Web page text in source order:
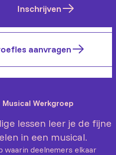
Inschrijven
aanvragen
Musical Werkgroep
lessen leer je de fijne
in een musical.
waarin deelnemers elkaar